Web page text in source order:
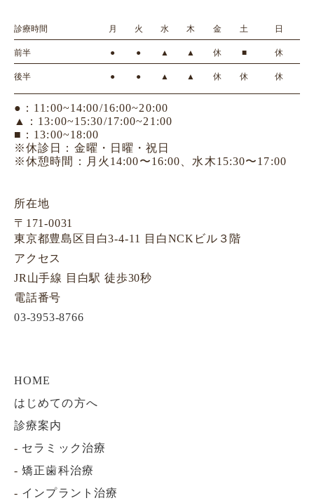
診療時間 月 火 水 木 金 土 日
前半 ● ● ▲ ▲ 休 ■ 休
後半 ● ● ▲ ▲ 休 休 休
●：11:00~14:00/16:00~20:00
▲：13:00~15:30/17:00~21:00
■：13:00~18:00
※休診日：金曜・日曜・祝日
※休憩時間：月火14:00〜16:00、水木15:30〜17:00
所在地
〒171-0031
東京都豊島区目白3-4-11 目白NCKビル３階
アクセス
JR山手線 目白駅 徒歩30秒
電話番号
03-3953-8766
HOME
はじめての方へ
診療案内
- セラミック治療
-矯正歯科治療
- インプラント治療